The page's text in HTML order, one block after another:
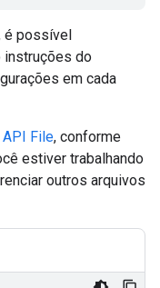
é possível
instruções do
em cada
API File, conforme
estiver trabalhando
outros arquivos